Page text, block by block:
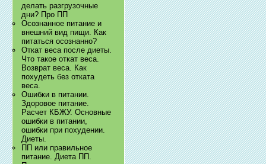
делать разгрузочные
дни? Про ПП
Осознанное питание и
внешний вид пищи. Как
питаться осознанно?
Откат веса после диеты.
Что такое откат веса.
Возврат веса. Как
похудеть без отката
веса.
Ошибки в питании.
Здоровое питание.
Расчет КБЖУ. Основные
ошибки в питании,
ошибки при похудении.
Диеты.
ПП или правильное
питание. Диета ПП.